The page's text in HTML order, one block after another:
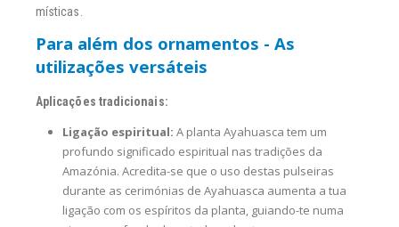
místicas.
Para além dos ornamentos - As
utilizações versáteis
Aplicações tradicionais:
Ligação espiritual: A planta Ayahuasca tem um
profundo significado espiritual nas tradições da
Amazónia. Acredita-se que o uso destas pulseiras
durante as cerimónias de Ayahuasca aumenta a tua
ligação com os espíritos da planta, guiando-te numa